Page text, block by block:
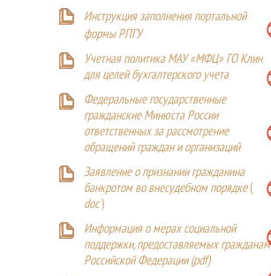
Инструкция заполнения портальной
формы РПГУ
Учетная политика МАУ «МФЦ» ГО Клин
для целей бухгалтерского учета
Федеральные государственные
гражданские Минюста России
ответственных за рассмотрение
обращений граждан и организаций
Заявление о признании гражданина
банкротом во внесудебном порядке(
doc)
Информация о мерах социальной
поддержки, предоставляемых гражданам
Российской Федерации (pdf)